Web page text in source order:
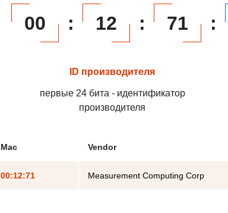
00 : 12 : 71 :
ID производителя
первые 24 бита - идентификатор
производителя
Mac Vendor
00:12:71 Measurement Computing Corp